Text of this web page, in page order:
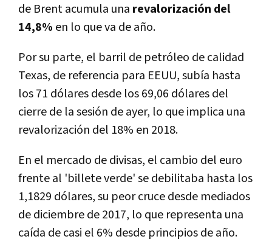
de Brent acumula una revalorización del
14,8% en lo que va de año.
Por su parte, el barril de petróleo de calidad
Texas, de referencia para EEUU, subía hasta
los 71 dólares desde los 69,06 dólares del
cierre de la sesión de ayer, lo que implica una
revalorización del 18% en 2018.
En el mercado de divisas, el cambio del euro
frente al 'billete verde' se debilitaba hasta los
1,1829 dólares, su peor cruce desde mediados
de diciembre de 2017, lo que representa una
caída de casi el 6% desde principios de año.